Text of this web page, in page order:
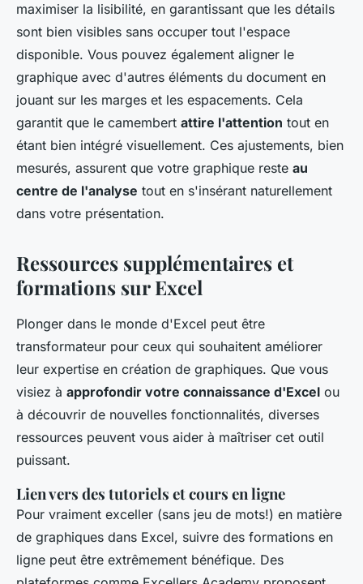
maximiser la lisibilité, en garantissant que les détails
sont bien visibles sans occuper tout l'espace
disponible. Vous pouvez également aligner le
graphique avec d'autres éléments du document en
jouant sur les marges et les espacements. Cela
garantit que le camembert attire l'attention tout en
étant bien intégré visuellement. Ces ajustements, bien
mesurés, assurent que votre graphique reste au
centre de l'analyse tout en s'insérant naturellement
dans votre présentation.
Ressources supplémentaires et
formations sur Excel
Plonger dans le monde d'Excel peut être
transformateur pour ceux qui souhaitent améliorer
leur expertise en création de graphiques. Que vous
visiez à approfondir votre connaissance d'Excel ou
à découvrir de nouvelles fonctionnalités, diverses
ressources peuvent vous aider à maîtriser cet outil
puissant.
Lien vers des tutoriels et cours en ligne
Pour vraiment exceller (sans jeu de mots!) en matière
de graphiques dans Excel, suivre des formations en
ligne peut être extrêmement bénéfique. Des